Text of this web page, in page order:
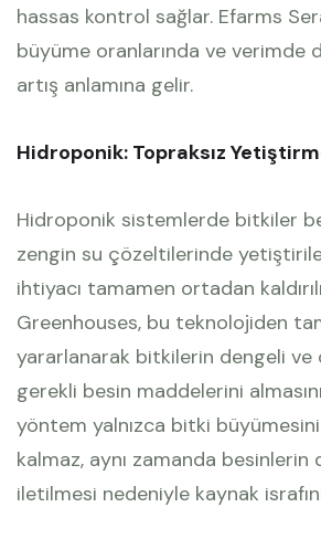
hassas kontrol sağlar. Efarms
büyüme oranlarında ve verimde
artış anlamına gelir.
Hidroponik: Topraksız
Hidroponik sistemlerde bitkiler
zengin su çözeltilerinde
ihtiyacı tamamen ortadan
Greenhouses, bu teknolojiden
yararlanarak bitkilerin dengeli ve
gerekli besin maddelerini
yöntem yalnızca bitki büyümesini
kalmaz, aynı zamanda
iletilmesi nedeniyle kaynak